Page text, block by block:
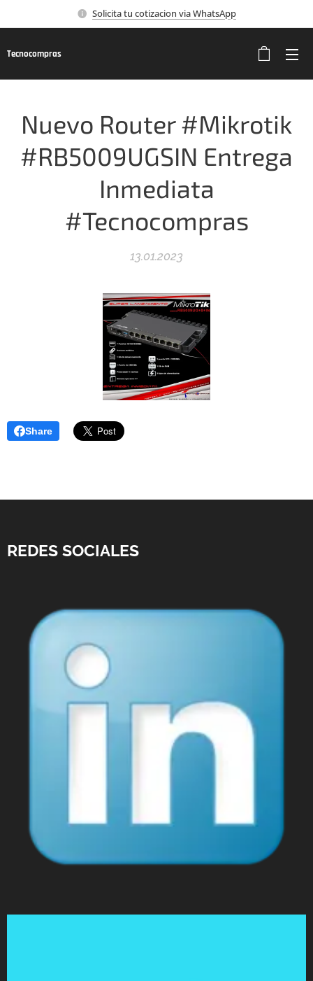
Solicita tu cotizacion via WhatsApp
Tecnocompras
Nuevo Router #Mikrotik
#RB5009UGSIN Entrega
Inmediata
#Tecnocompras
13.01.2023
Share
REDES SOCIALES